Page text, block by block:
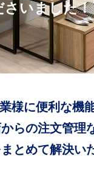
さいました！
様に便利な機
らの注文管理
とめて解決い